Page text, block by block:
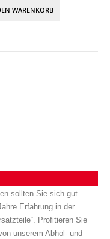
WARENKORB
sollten Sie sich gut
Erfahrung in der
Profitieren Sie
unserem Abhol- und